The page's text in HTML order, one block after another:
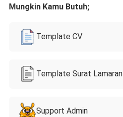
Mungkin Kamu Butuh;
Template CV
Template Surat Lamaran
Support Admin